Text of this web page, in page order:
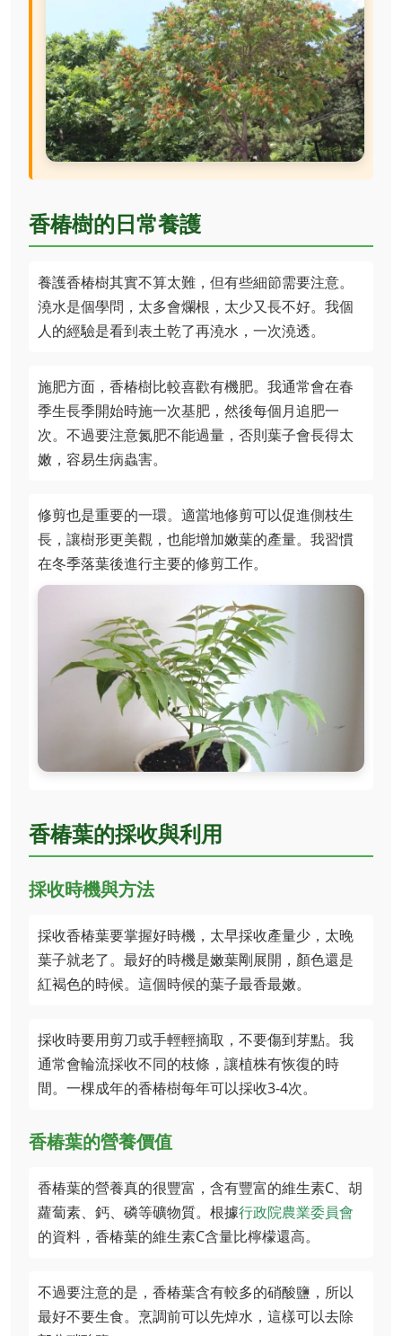
香椿樹的日常養護
養護香椿樹其實不算太難，但有些細節需要注意。
澆水是個學問，太多會爛根，太少又長不好。我個
人的經驗是看到表土乾了再澆水，一次澆透。
施肥方面，香椿樹比較喜歡有機肥。我通常會在春
季生長季開始時施一次基肥，然後每個月追肥一
次。不過要注意氮肥不能過量，否則葉子會長得太
嫩，容易生病蟲害。
修剪也是重要的一環。適當地修剪可以促進側枝生
長，讓樹形更美觀，也能增加嫩葉的產量。我習慣
在冬季落葉後進行主要的修剪工作。
香椿葉的採收與利用
採收時機與方法
採收香椿葉要掌握好時機，太早採收產量少，太晚
葉子就老了。最好的時機是嫩葉剛展開，顏色還是
紅褐色的時候。這個時候的葉子最香最嫩。
採收時要用剪刀或手輕輕摘取，不要傷到芽點。我
通常會輪流採收不同的枝條，讓植株有恢復的時
間。一棵成年的香椿樹每年可以採收3-4次。
香椿葉的營養價值
香椿葉的營養真的很豐富，含有豐富的維生素C、胡
蘿蔔素、鈣、磷等礦物質。根據行政院農業委員會
的資料，香椿葉的維生素C含量比檸檬還高。
不過要注意的是，香椿葉含有較多的硝酸鹽，所以
最好不要生食。烹調前可以先焯水，這樣可以去除